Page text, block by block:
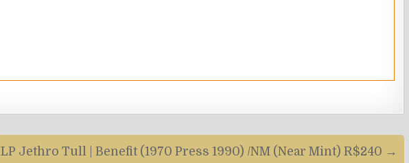
LP Jethro Tull | Benefit (1970 Press 1990) /NM (Near Mint) R$240 →